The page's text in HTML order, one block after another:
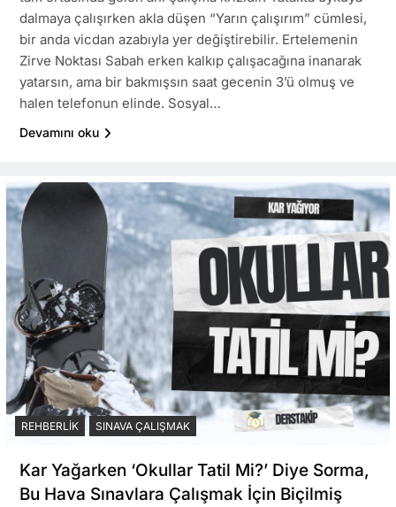
dalmaya çalışırken akla düşen “Yarın çalışırım” cümlesi,
bir anda vicdan azabıyla yer değiştirebilir. Ertelemenin
Zirve Noktası Sabah erken kalkıp çalışacağına inanarak
yatarsın, ama bir bakmışsın saat gecenin 3’ü olmuş ve
halen telefonun elinde. Sosyal…
Devamını oku
REHBERLIK SINAVA ÇALIŞMAK
Kar Yağarken ‘Okullar Tatil Mi?’ Diye Sorma,
Bu Hava Sınavlara Çalışmak İçin Biçilmiş